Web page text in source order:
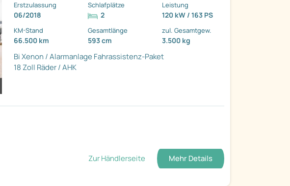
Erstzulassung
06/2018
Schlafplätze
2
Leistung
120 kW / 163 PS
KM-Stand
66.500 km
Gesamtlänge
593 cm
zul. Gesamtgew.
3.500 kg
Bi Xenon / Alarmanlage Fahrassistenz-Paket
18 Zoll Räder / AHK
Zur Händlerseite Mehr Details